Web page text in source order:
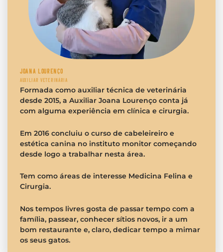
JOANA LOURENÇO
AUXILIAR VETERINÁRIA
Formada como auxiliar técnica de veterinária
desde 2015, a Auxiliar Joana Lourenço conta já
com alguma experiência em clínica e cirurgia.
Em 2016 concluiu o curso de cabeleireiro e
estética canina no instituto monitor começando
desde logo a trabalhar nesta área.
Tem como áreas de interesse Medicina Felina e
Cirurgia.
Nos tempos livres gosta de passar tempo com a
família, passear, conhecer sítios novos, ir a um
bom restaurante e, claro, dedicar tempo a mimar
os seus gatos.